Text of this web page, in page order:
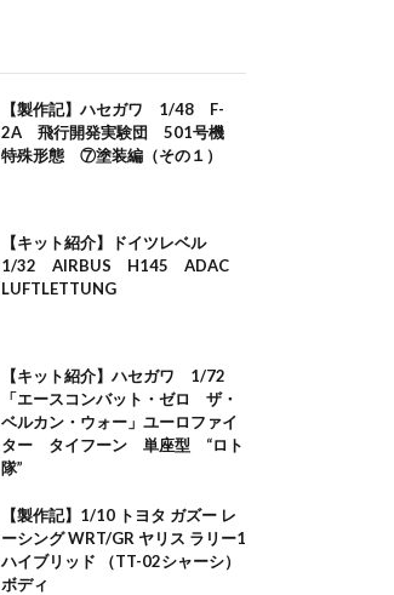
【製作記】ハセガワ 1/48 F-
2A 飛行開発実験団 501号機
特殊形態 ⑦塗装編（その１）
【キット紹介】ドイツレベル
1/32 AIRBUS H145 ADAC
LUFTLETTUNG
【キット紹介】ハセガワ 1/72
「エースコンバット・ゼロ ザ・
ベルカン・ウォー」ユーロファイ
ター タイフーン 単座型 “ロト
隊”
【製作記】1/10 トヨタ ガズー レ
ーシング WRT/GR ヤリス ラリー1
ハイブリッド （TT-02シャーシ）
ボディ